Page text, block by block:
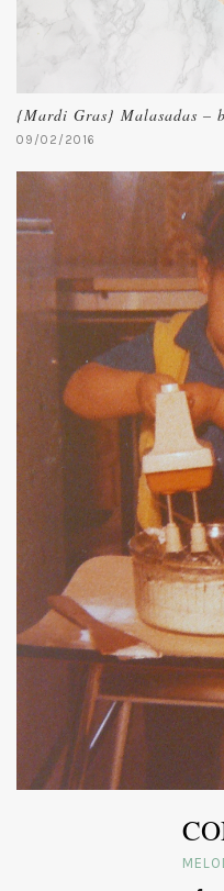
{Mardi Gras} Malasadas –
09/02/2016